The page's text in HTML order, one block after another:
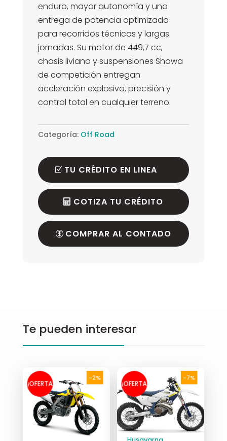
enduro, mayor autonomía y una
entrega de potencia optimizada
para recorridos técnicos y largas
jornadas. Su motor de 449,7 cc,
chasis liviano y suspensiones Showa
de competición entregan
aceleración explosiva, precisión y
control total en cualquier terreno.
Categoría: Off Road
TU CRÉDITO EN LINEA
COTIZA TU CRÉDITO
COMPRAR AL CONTADO
Te pueden interesar
-2%
¡OFERTA
!
-7%
¡OFERTA
!